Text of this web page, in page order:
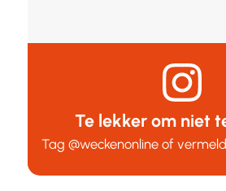
Te lekker om niet
Tag@weckenonline of